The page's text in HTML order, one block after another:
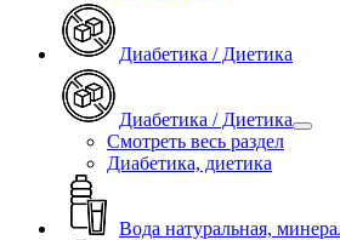
Диабетика / Диетика
Диабетика / Диетика
Смотреть весь раздел
Диабетика, диетика
Вода натуральная,